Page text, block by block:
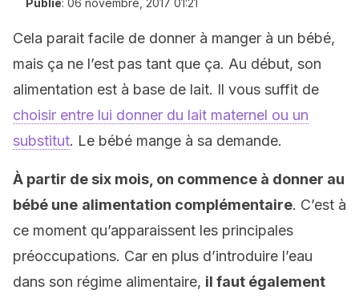
Publié: 06 novembre, 2017 01:21
Cela parait facile de donner à manger à un bébé,
mais ça ne l’est pas tant que ça. Au début, son
alimentation est à base de lait. Il vous suffit de
choisir entre lui donner du lait maternel ou un
substitut. Le bébé mange à sa demande.
À partir de six mois, on commence à donner au
bébé une alimentation complémentaire. C’est à
ce moment qu’apparaissent les principales
préoccupations. Car en plus d’introduire l’eau
dans son régime alimentaire, il faut également